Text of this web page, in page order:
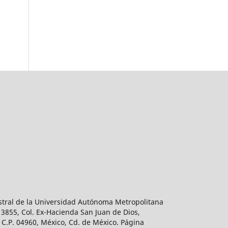
de la Universidad Autónoma Metropolitana
Col. Ex-Hacienda San Juan de Dios,
04960, México, Cd. de México. Página